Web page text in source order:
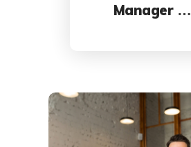
Manager de
Profit